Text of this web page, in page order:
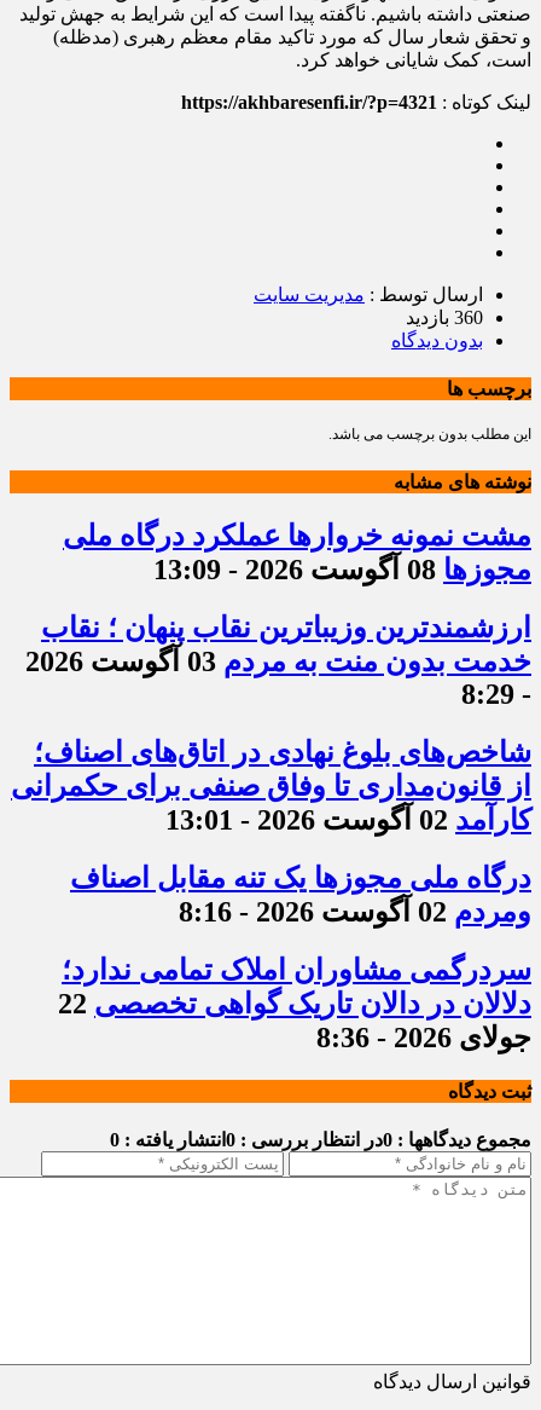
صنعتی داشته باشیم. ناگفته پیدا است که این شرایط به جهش تولید
و تحقق شعار سال که مورد تاکید مقام معظم رهبری (مدظله)
است، کمک شایانی خواهد کرد.
لینک کوتاه : https://akhbaresenfi.ir/?p=4321
ارسال توسط : مدیریت سایت
360 بازدید
بدون دیدگاه
برچسب ها
این مطلب بدون برچسب می باشد.
نوشته های مشابه
مشت نمونه خروارها عملکرد درگاه ملی
مجوزها 08 آگوست 2026 - 13:09
ارزشمندترین وزیباترین نقاب پنهان ؛ نقاب
خدمت بدون منت به مردم
03 آگوست 2026
- 8:29
شاخص‌های بلوغ نهادی در اتاق‌های اصناف؛
از قانون‌مداری تا وفاق صنفی برای حکمرانی
کارآمد 02 آگوست 2026 - 13:01
درگاه ملی مجوزها یک تنه مقابل اصناف
ومردم 02 آگوست 2026 - 8:16
سردرگمی مشاوران املاک تمامی ندارد؛
دلالان در دالان تاریک گواهی تخصصی 22
جولای 2026 - 8:36
ثبت دیدگاه
مجموع دیدگاهها : 0 در انتظار بررسی : 0 انتشار یافته : 0
قوانین ارسال دیدگاه